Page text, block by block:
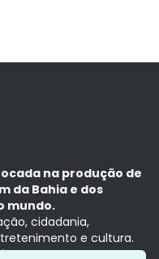
na produção de
da Bahia e dos
mundo.
cidadania,
e cultura.
no tempo presente,